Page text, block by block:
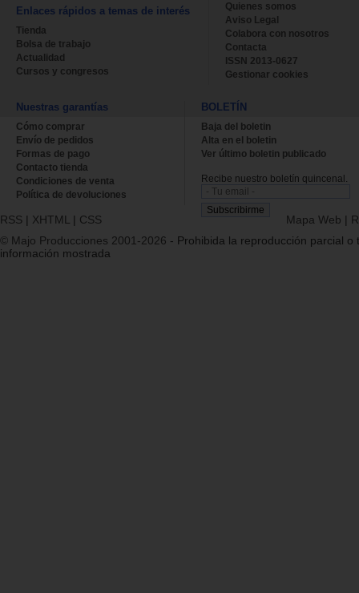
Enlaces rápidos a temas de interés
Tienda
Bolsa de trabajo
Actualidad
Cursos y congresos
Quienes somos
Aviso Legal
Colabora con nosotros
Contacta
ISSN 2013-0627
Gestionar cookies
Nuestras garantías
Cómo comprar
Envío de pedidos
Formas de pago
Contacto tienda
Condiciones de venta
Política de devoluciones
BOLETÍN
Baja del boletin
Alta en el boletin
Ver último boletin publicado
Recibe nuestro boletín quincenal.
RSS | XHTML | CSS Mapa Web |
© Majo Producciones 2001-2026 - Prohibida la reproducción parcial o
información mostrada